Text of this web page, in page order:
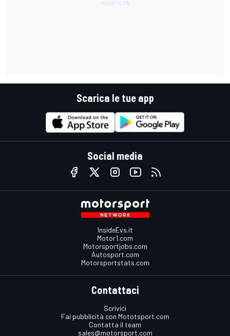
Scarica le tue app
Social media
InsideEvs.it
Motor1.com
Motorsportjobs.com
Autosport.com
Motorsportstats.com
Contattaci
Scrivici
Fai pubblicità con Mototsport.com
Contatta il team
sales@motorsport.com